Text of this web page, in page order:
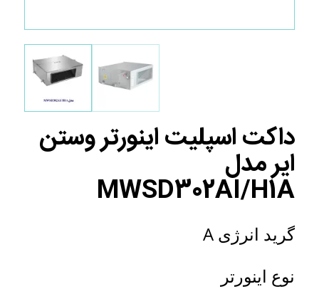
داکت اسپلیت اینورتر وستن
ایر مدل
MWSD302AI/H1A
گرید انرژی A
نوع اینورتر